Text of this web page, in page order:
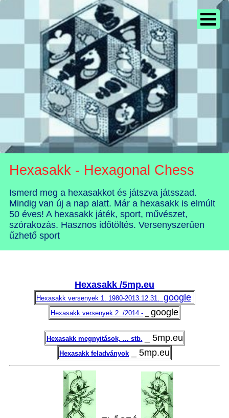
Hexasakk - Hexagonal Chess
Ismerd meg a hexasakkot és játszva játsszad.
Mindig van új a nap alatt. Már a hexasakk is elmúlt
50 éves! A hexasakk játék, sport, művészet,
szórakozás. Hasznos időtöltés. Versenyszerűen
űzhető sport
Hexasakk /5mp.eu
Hexasakk versenyek 1. 1980-2013.12.31. google
Hexasakk versenyek 2. /2014.- google
Hexasakk megnyitások, ... stb. _ 5mp.eu
Hexasakk feladványok _ 5mp.eu